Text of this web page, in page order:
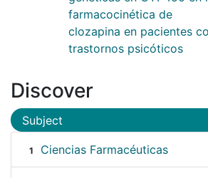
farmacocinética de
clozapina en pacientes
trastornos psicóticos
Discover
Subject
1 Ciencias Farmacéuticas